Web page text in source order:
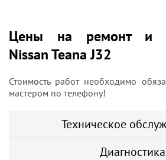
Цены на ремонт и
Nissan Teana J32
Стоимость работ необходимо
мастером по телефону!
Техническое
Диагностика